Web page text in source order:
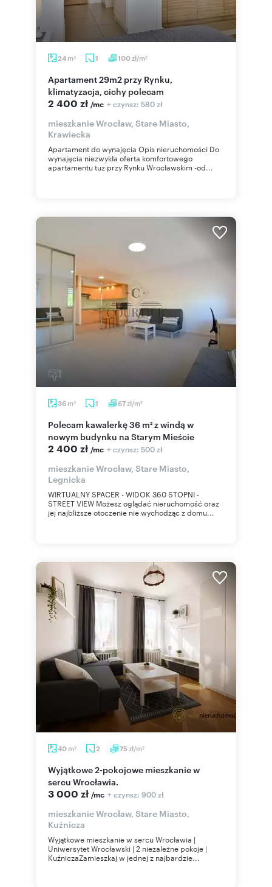
24 m2 1 100zł/m2
Apartament 29m2 przy Rynku,
klimatyzacja, cichy polecam
2 400 zł /mc + czynsz: 580 zł
mieszkanie Wrocław, Stare Miasto,
Krawiecka
Apartament do wynajęcia Opis nieruchomości Do
wynajęcia niezwykła oferta komfortowego
apartamentu tuz przy Rynku Wrocławskim -od...
36 m2 1 67zł/m2
Polecam kawalerkę 36 m² z windą w
nowym budynku na Starym Mieście
2 400 zł /mc + czynsz: 500 zł
mieszkanie Wrocław, Stare Miasto,
Legnicka
WIRTUALNY SPACER - WIDOK 360 STOPNI -
STREET VIEW Możesz oglądać nieruchomość oraz
jej najbliższe otoczenie nie wychodząc z domu...
40 m2 2 75 zł/m2
Wyjątkowe 2-pokojowe mieszkanie w
sercu Wrocławia.
3 000 zł /mc + czynsz: 900 zł
mieszkanie Wrocław, Stare Miasto,
Kuźnicza
Wyjątkowe mieszkanie w sercu Wrocławia |
Uniwersytet Wrocławski | 2 niezależne pokoje |
KuźniczaZamieszkaj w jednej z najbardzie...